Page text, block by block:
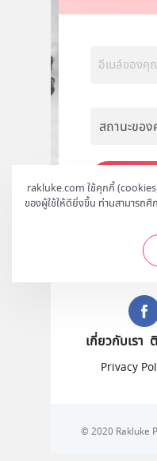
rakluke.com ใช้คุกกี้
ของผู้ใช้ให้ดียิ่งขึ้น ท่านสามารถศึ
ติ
เกี่ยวกับเรา
Privacy
© 2020 Rakluke